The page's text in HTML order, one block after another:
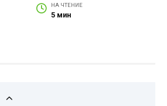
НА ЧТЕНИЕ
5 мин